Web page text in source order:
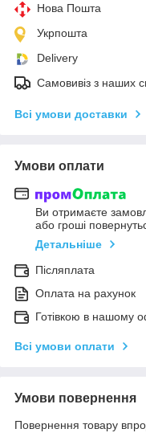
Нова Пошта
Укрпошта
Delivery
Самовивіз з наших
Всі умови доставки
Умови оплати
Ви отримаєте
або гроші
Детальніше
Післяплата
Оплата на рахунок
Готівкою в нашому
Всі умови оплати
Умови повернення
Повернення товару